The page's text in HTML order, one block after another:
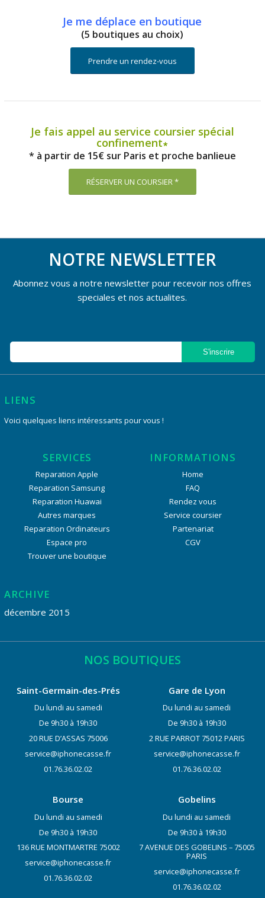
Je me déplace en boutique
(5 boutiques au choix)
Prendre un rendez-vous
Je fais appel au service coursier spécial
confinement∗
* à partir de 15€ sur Paris et proche banlieue
RÉSERVER UN COURSIER *
NOTRE NEWSLETTER
Abonnez vous a notre newsletter pour recevoir nos offres
speciales et nos actualites.
LIENS
Voici quelques liens intéressants pour vous !
SERVICES
Reparation Apple
Reparation Samsung
Reparation Huawai
Autres marques
Reparation Ordinateurs
Espace pro
Trouver une boutique
INFORMATIONS
Home
FAQ
Rendez vous
Service coursier
Partenariat
CGV
ARCHIVE
décembre 2015
NOS BOUTIQUES
Saint-Germain-des-Prés
Du lundi au samedi
De 9h30 à 19h30
20 RUE D’ASSAS 75006
service@iphonecasse.fr
01.76.36.02.02
Gare de Lyon
Du lundi au samedi
De 9h30 à 19h30
2 RUE PARROT 75012 PARIS
service@iphonecasse.fr
01.76.36.02.02
Bourse
Du lundi au samedi
De 9h30 à 19h30
136 RUE MONTMARTRE 75002
service@iphonecasse.fr
01.76.36.02.02
Gobelins
Du lundi au samedi
De 9h30 à 19h30
7 AVENUE DES GOBELINS – 75005
PARIS
service@iphonecasse.fr
01.76.36.02.02